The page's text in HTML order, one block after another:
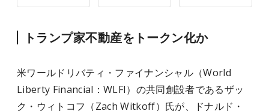
トランプ家不動産をトークン化か
米ワールドリバティ・ファイナンシャル（World
Liberty Financial：WLFI）の共同創設者であるザッ
ク・ウィトコフ（Zach Witkoff）氏が、ドナルド・